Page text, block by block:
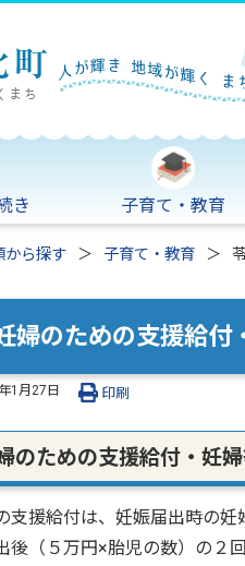
き 子育て・教育
から探す 子育て・教育
婦のための支援給付
1月27日 印刷
のための支援給付・妊
援給付は、妊娠届出時の妊
後（５万円×胎児の数）の２